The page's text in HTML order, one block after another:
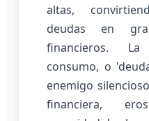
altas,
deudas en
financieros.
consumo, o
enemigo
financiera,